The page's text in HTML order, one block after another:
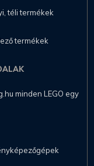
téli termékek
termékek
minden LEGO egy